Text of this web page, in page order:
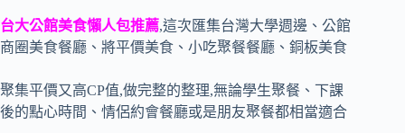
台大公館美食懶人包推薦,這次匯集台灣大學週邊、公館
商圈美食餐廳、將平價美食、小吃聚餐餐廳、銅板美食
聚集平價又高CP值,做完整的整理,無論學生聚餐、下課
後的點心時間、情侶約會餐廳或是朋友聚餐都相當適合